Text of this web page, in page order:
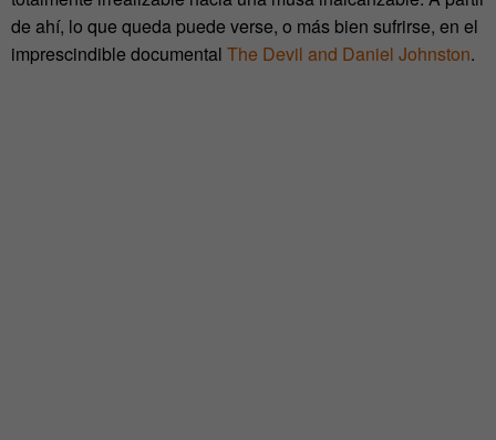
de ahí, lo que queda puede verse, o más bien sufrirse, en el
imprescindible documental The Devil and Daniel Johnston.